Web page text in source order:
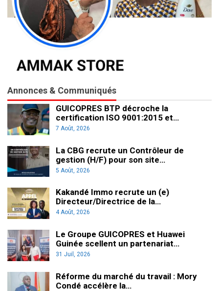
Annonces & Communiqués
GUICOPRES BTP décroche la
certification ISO 9001:2015 et…
7 Août, 2026
La CBG recrute un Contrôleur de
gestion (H/F) pour son site…
5 Août, 2026
Kakandé Immo recrute un (e)
Directeur/Directrice de la…
4 Août, 2026
Le Groupe GUICOPRES et Huawei
Guinée scellent un partenariat…
31 Juil, 2026
Réforme du marché du travail : Mory
Condé accélère la…